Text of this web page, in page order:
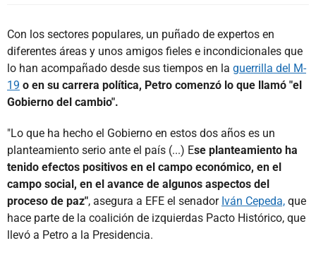
Con los sectores populares, un puñado de expertos en
diferentes áreas y unos amigos fieles e incondicionales que
lo han acompañado desde sus tiempos en la guerrilla del M-
19 o en su carrera política, Petro comenzó lo que llamó "el
Gobierno del cambio".
"Lo que ha hecho el Gobierno en estos dos años es un
planteamiento serio ante el país (...) Ese planteamiento ha
tenido efectos positivos en el campo económico, en el
campo social, en el avance de algunos aspectos del
proceso de paz", asegura a EFE el senador Iván Cepeda, que
hace parte de la coalición de izquierdas Pacto Histórico, que
llevó a Petro a la Presidencia.